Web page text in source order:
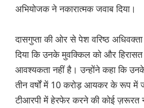
अभियोजक ने नकारात्मक जवाब दिया।
दासगुप्ता की ओर से पेश वरिष्ठ
दिया कि उनके मुवक्किल को और
आवश्यकता नहीं है। उन्होंने कहा कि
तीन वर्षों में 10 करोड़ आयकर के रूप में
टीआरपी में हेरफेर करने की कोई ज़रूरत